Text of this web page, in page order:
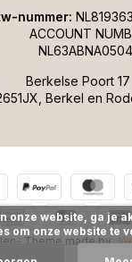
Berkelse Poort 17
Berkel en
nummer:
ACCOUNT
- Theme made by
onze website, ga je
om onze website te